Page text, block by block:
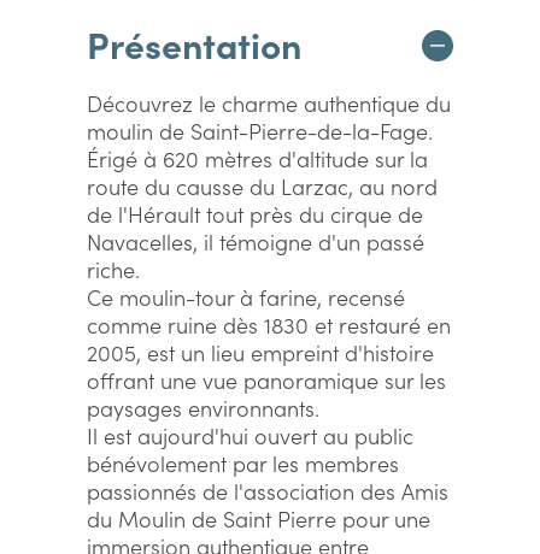
Présentation
Découvrez le charme authentique du
moulin de Saint-Pierre-de-la-Fage.
Érigé à 620 mètres d'altitude sur la
route du causse du Larzac, au nord
de l'Hérault tout près du cirque de
Navacelles, il témoigne d'un passé
riche.
Ce moulin-tour à farine, recensé
comme ruine dès 1830 et restauré en
2005, est un lieu empreint d'histoire
offrant une vue panoramique sur les
paysages environnants.
Il est aujourd'hui ouvert au public
bénévolement par les membres
passionnés de l'association des Amis
du Moulin de Saint Pierre pour une
immersion authentique entre